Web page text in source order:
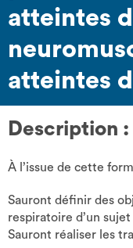
atteintes
atteintes
Description :
À l’issue de cette
Sauront définir des
respiratoire d’un
Sauront réaliser les